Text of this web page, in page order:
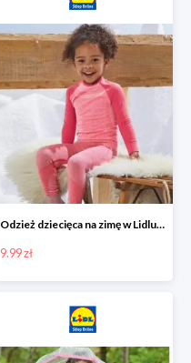
Odzież dziecięca na zimę w Lidlu Online od 9,99 zł
9.99 zł